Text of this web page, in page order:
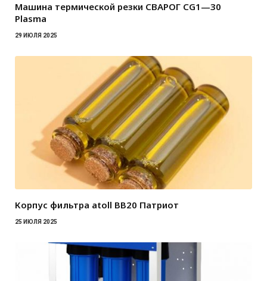
Машина термической резки СВАРОГ CG1—30
Plasma
29 ИЮЛЯ 2025
Корпус фильтра atoll BB20 Патриот
25 ИЮЛЯ 2025